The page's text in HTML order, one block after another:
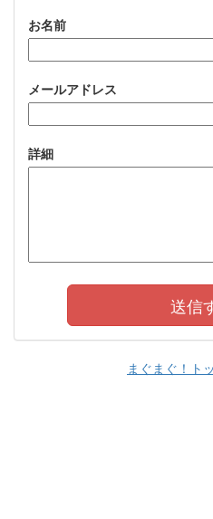
お名前
メールアドレス
詳細
まぐまぐ！ト